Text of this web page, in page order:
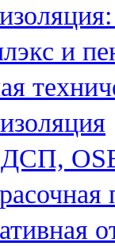
и